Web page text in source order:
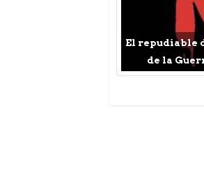
El repudiable
de la